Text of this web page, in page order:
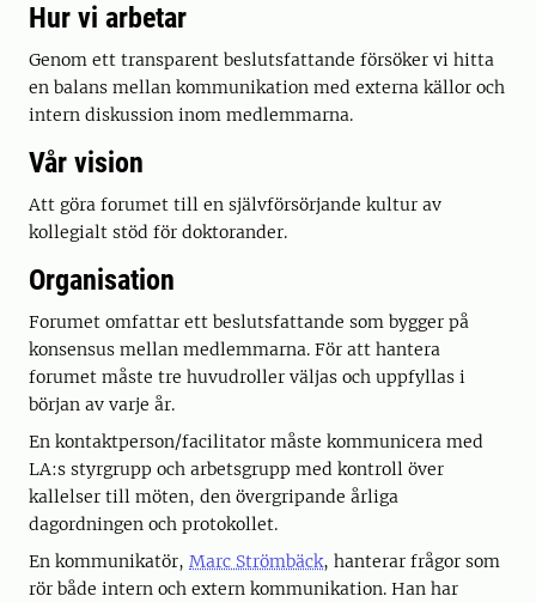
Hur vi arbetar
Genom ett transparent beslutsfattande försöker vi hitta
en balans mellan kommunikation med externa källor och
intern diskussion inom medlemmarna.
Vår vision
Att göra forumet till en självförsörjande kultur av
kollegialt stöd för doktorander.
Organisation
Forumet omfattar ett beslutsfattande som bygger på
konsensus mellan medlemmarna. För att hantera
forumet måste tre huvudroller väljas och uppfyllas i
början av varje år.
En kontaktperson/facilitator måste kommunicera med
LA:s styrgrupp och arbetsgrupp med kontroll över
kallelser till möten, den övergripande årliga
dagordningen och protokollet.
En kommunikatör, Marc Strömbäck, hanterar frågor som
rör både intern och extern kommunikation. Han har